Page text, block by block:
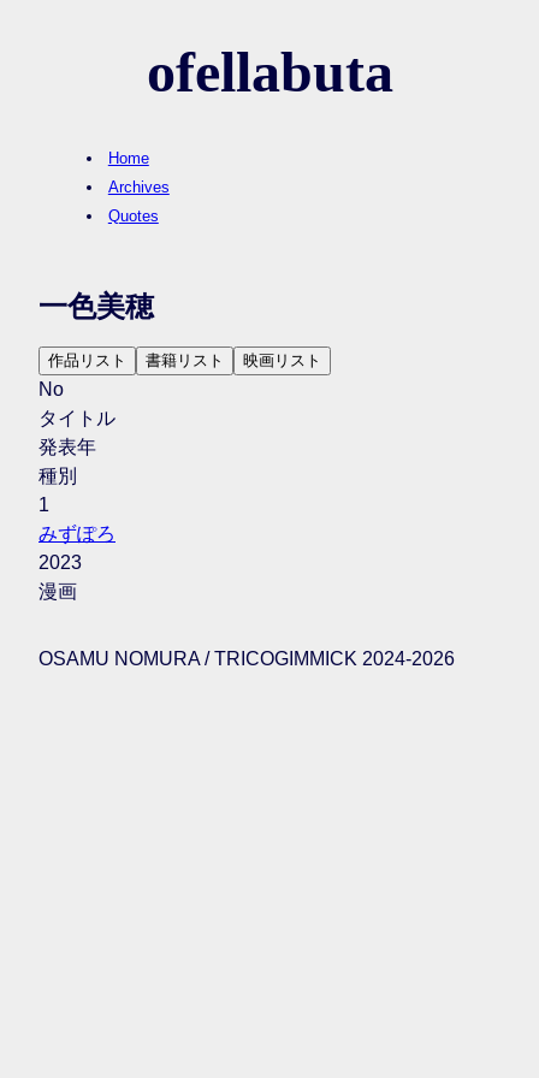
ofellabuta
Home
Archives
Quotes
一色美穂
作品リスト 書籍リスト 映画リスト
No
タイトル
発表年
種別
1
みずぽろ
2023
漫画
OSAMU NOMURA / TRICOGIMMICK 2024-2026